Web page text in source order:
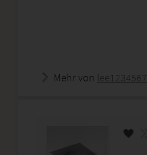
Mehr von lee1234567